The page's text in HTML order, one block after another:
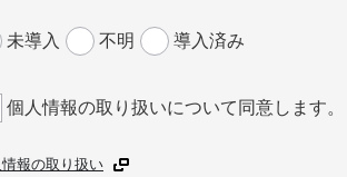
未導入 不明 導入済み
個人情報の取り扱いについて同意します。
報の取り扱い